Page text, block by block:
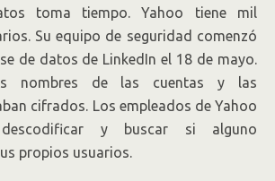
toma tiempo. Yahoo tiene mil
Su equipo de seguridad comenzó
de datos de LinkedIn el 18 de mayo.
nombres de las cuentas y las
cifrados. Los empleados de Yahoo
y buscar si alguno
propios usuarios.